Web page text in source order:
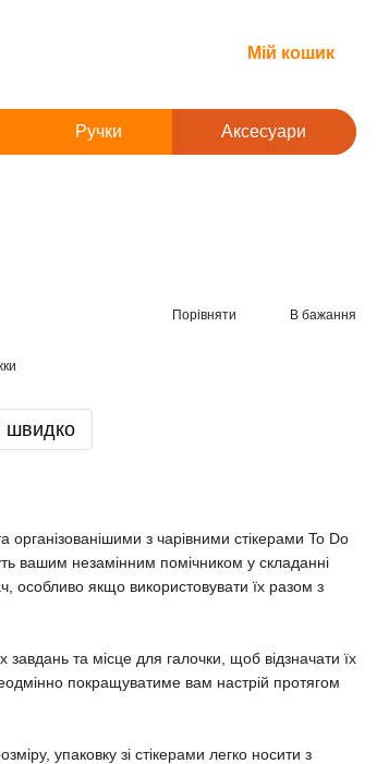
Мій кошик
Ручки Аксесуари
Порівняти В бажання
швидко
з чарівними стікерами To Do
вашим незамінним помічником у складанні
особливо якщо використовувати їх разом з
та місце для галочки, щоб відзначати їх
покращуватиме вам настрій протягом
упаковку зі стікерами легко носити з